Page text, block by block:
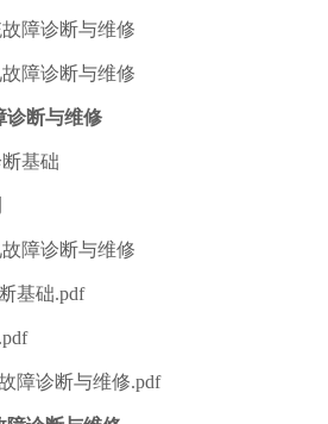
障诊断与维修
障诊断与维修
诊断与维修
基础
障诊断与维修
基础.pdf
障诊断与维修.pdf